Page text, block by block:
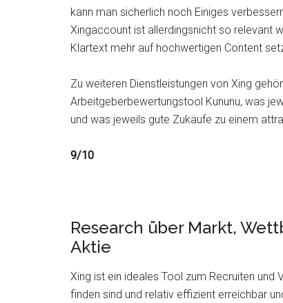
kann man sicherlich noch Einiges
Xingaccount ist allerdingsnicht so relevant
Klartext mehr auf hochwertigen Content
Zu weiteren Dienstleistungen von Xing
Arbeitgeberbewertungstool Kununu, was
und was jeweils gute Zukäufe zu einem
9/10
Research über Markt,
Aktie
Xing ist ein ideales Tool zum Recruiten
finden sind und relativ effizient erreichbar